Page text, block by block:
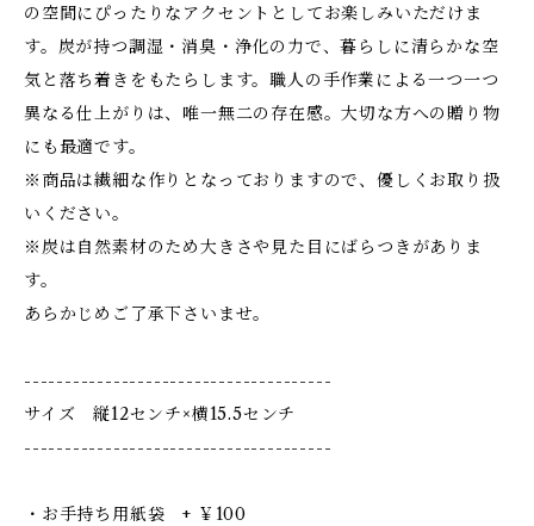
の空間にぴったりなアクセントとしてお楽しみいただけま
す。炭が持つ調湿・消臭・浄化の力で、暮らしに清らかな空
気と落ち着きをもたらします。職人の手作業による一つ一つ
異なる仕上がりは、唯一無二の存在感。大切な方への贈り物
にも最適です。
※商品は繊細な作りとなっておりますので、優しくお取り扱
いください。
※炭は自然素材のため大きさや見た目にばらつきがありま
す。
あらかじめご了承下さいませ。
--------------------------------------
サイズ 縦12センチ×横15.5センチ
--------------------------------------
・お手持ち用紙袋 + ￥100